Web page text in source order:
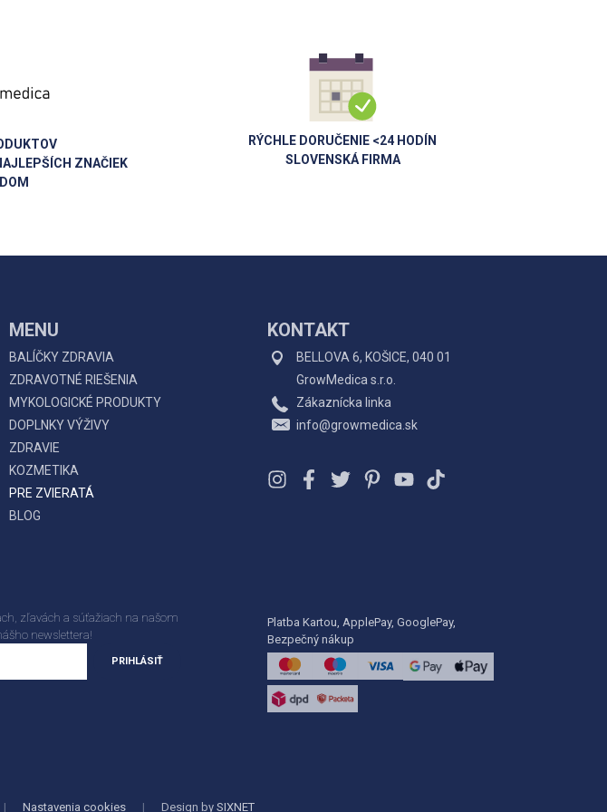
ZNAČIEK
RÝCHLE DORUČENIE <24 HODÍN
SLOVENSKÁ FIRMA
MENU
BALÍČKY ZDRAVIA
ZDRAVOTNÉ RIEŠENIA
MYKOLOGICKÉ PRODUKTY
DOPLNKY VÝŽIVY
ZDRAVIE
KOZMETIKA
PRE ZVIERATÁ
BLOG
KONTAKT
BELLOVA 6, KOŠICE, 040 01
GrowMedica s.r.o.
Zákaznícka linka
info@growmedica.sk
zľavách a súťažiach na našom
newslettera!
PRIHLÁSIŤ
Platba Kartou, ApplePay, GooglePay,
Bezpečný nákup
| Nastavenia cookies | Design by SIXNET